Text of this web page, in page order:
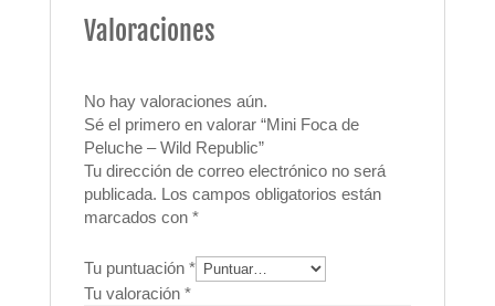
Valoraciones
No hay valoraciones aún.
Sé el primero en valorar “Mini Foca de
Peluche – Wild Republic”
Tu dirección de correo electrónico no será
publicada. Los campos obligatorios están
marcados con *
Tu puntuación *
Tu valoración *